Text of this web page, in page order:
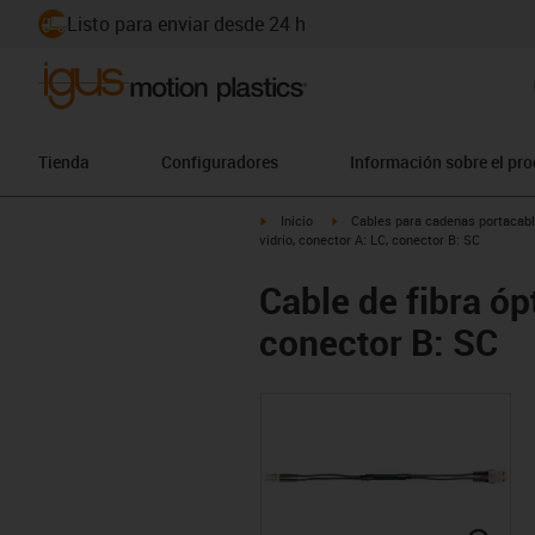
Listo para enviar desde 24 h
Tienda Configuradores Información sobre el
igus-icon-arrow-right
Inicio igus-icon-arrow-right
Cables para cadenas
vidrio, conector A: LC, conector B: SC
Cable de fibra
conector B: SC